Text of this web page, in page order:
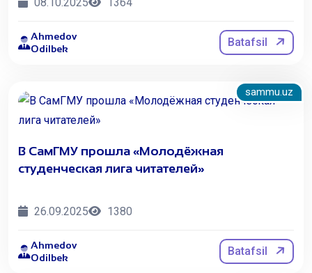
Ahmedov
Odilbek
Batafsil
sammu.uz
В СамГМУ прошла «Молодёжная
студенческая лига читателей»
26.09.2025 1380
Ahmedov
Odilbek
Batafsil